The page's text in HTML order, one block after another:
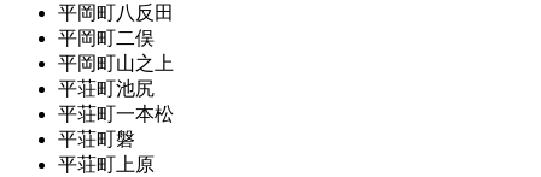
平岡町八反田
平岡町二俣
平岡町山之上
平荘町池尻
平荘町一本松
平荘町磐
平荘町上原